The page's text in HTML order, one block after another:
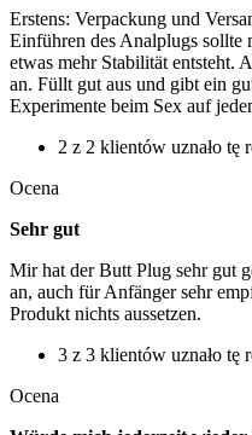
Erstens: Verpackung und
Einführen des Analplugs sollte
etwas mehr Stabilität entsteht.
an. Füllt gut aus und gibt ein
Experimente beim Sex auf
2 z 2 klientów uznało tę
Ocena
Sehr gut
Mir hat der Butt Plug sehr gut
an, auch für Anfänger sehr
Produkt nichts aussetzen.
3 z 3 klientów uznało tę
Ocena